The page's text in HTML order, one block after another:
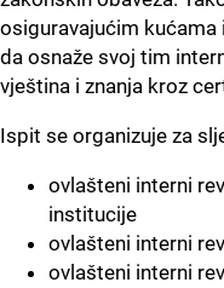
osiguravajućim
da osnaže svoj tim
vještina i znanja kroz
Ispit se organizuje za
ovlašteni interni
institucije
ovlašteni interni
ovlašteni interni